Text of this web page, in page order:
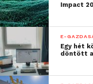
mémeket használni
népszerűsítésére?
működik a legjobban
További friss híreket
Csatlakozzon hozzánk
Impact
E-
Egy hét
döntött a